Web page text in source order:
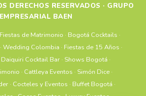
DERECHOS RESERVADOS · GRUPO
EMPRESARIAL BAEN
Fiestas de Matrimonio · Bogotá Cocktails ·
· Wedding Colombia · Fiestas de 15 Años ·
Daiquiri Cocktail Bar· Shows Bogotá ·
· Cattleya Eventos · Simón Dice ·
· Cocteles y Eventos · Buffet Bogotá ·